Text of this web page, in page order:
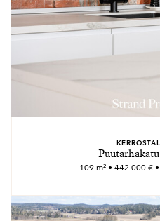
109 m² • 442 000 €